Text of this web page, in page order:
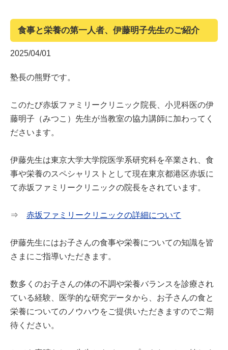
食事と栄養の第一人者、伊藤明子先生のご紹介
2025/04/01
塾長の熊野です。
このたび赤坂ファミリークリニック院長、小児科医の伊
藤明子（みつこ）先生が当教室の協力講師に加わってく
ださいます。
伊藤先生は東京大学大学院医学系研究科を卒業され、食
事や栄養のスペシャリストとして現在東京都港区赤坂に
て赤坂ファミリークリニックの院長をされています。
⇒ 赤坂ファミリークリニックの詳細について
伊藤先生にはお子さんの食事や栄養についての知識を皆
さまにご指導いただきます。
数多くのお子さんの体の不調や栄養バランスを診療され
ている経験、医学的な研究データから、お子さんの食と
栄養についてのノウハウをご提供いただきますのでご期
待ください。